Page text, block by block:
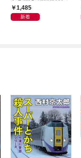
から1,485
新着